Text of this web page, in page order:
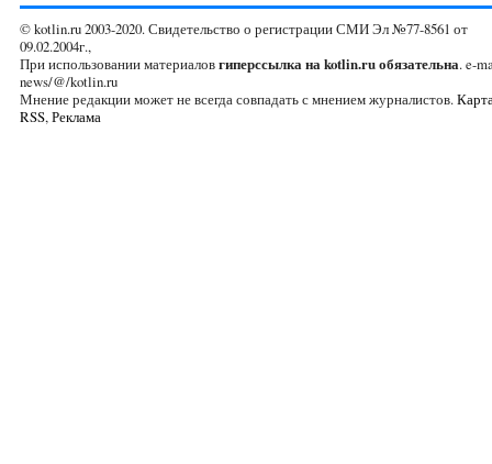
© kotlin.ru 2003-2020. Свидетельство о регистрации СМИ Эл №77-8561 от
09.02.2004г.,
При использовании материаловгиперссылка на kotlin.ru обязательна. e-
news/@/kotlin.ru
Мнение редакции может не всегда совпадать с мнением журналистов.
RSS,Реклама